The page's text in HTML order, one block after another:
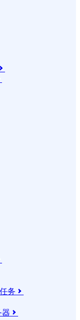

务 
器 